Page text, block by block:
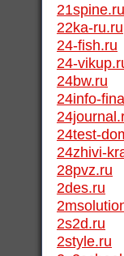
21spine.ru
22ka-ru.ru
24-fish.ru
24-
24bw.ru
24info-
24test-
24zhivi-
28pvz.ru
2des.ru
2s2d.ru
2style.ru